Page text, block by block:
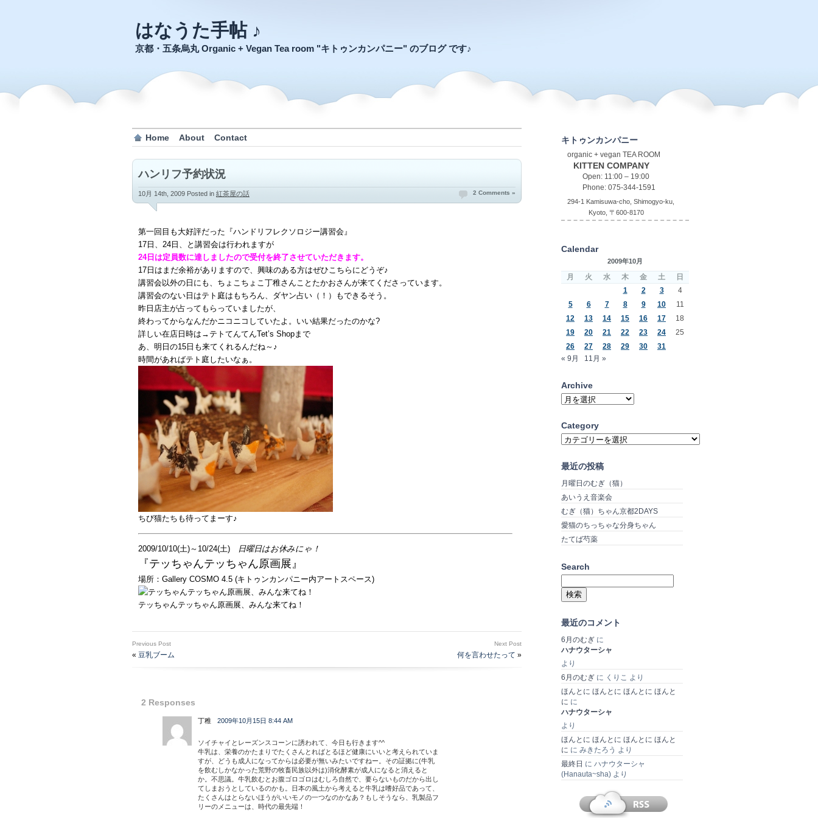
はなうた手帖 ♪
京都・五条烏丸 Organic + Vegan Tea room "キトゥンカンパニー" のブログ です♪
Home About Contact
ハンリフ予約状況
10月 14th, 2009 Posted in 紅茶屋の話 2 Comments »
第一回目も大好評だった『ハンドリフレクソロジー講習会』
17日、24日、と講習会は行われますが
24日は定員数に達しましたので受付を終了させていただきます。
17日はまだ余裕がありますので、興味のある方はぜひこちらにどうぞ♪
講習会以外の日にも、ちょこちょこ丁稚さんことたかおさんが来てくださっています。
講習会のない日はテト庭はもちろん、ダヤン占い（！）もできるそう。
昨日店主が占ってもらっていましたが、
終わってからなんだかニコニコしていたよ。いい結果だったのかな?
詳しい在店日時は→テトてんてんTet’s Shopまで
あ、明日の15日も来てくれるんだね～♪
時間があればテト庭したいなぁ。
ちび猫たちも待ってまーす♪
2009/10/10(土)～10/24(土) 日曜日はお休みにゃ！
『テッちゃんテッちゃん原画展』
場所：Gallery COSMO 4.5 (キトゥンカンパニー内アートスペース)
テッちゃんテッちゃん原画展、みんな来てね！
Previous Post
« 豆乳ブーム
Next Post
何を言わせたって »
2 Responses
丁稚 2009年10月15日 8:44 AM
ソイチャイとレーズンスコーンに誘われて、今日も行きます^^
牛乳は、栄養のかたまりでたくさんとればとるほど健康にいいと考えられていま
すが、どうも成人になってからは必要が無いみたいですねー。その証拠に(牛乳
を飲むしかなかった荒野の牧畜民族以外は)消化酵素が成人になると消えると
か。不思議。牛乳飲むとお腹ゴロゴロはむしろ自然で、要らないものだから出し
てしまおうとしているのかも。日本の風土から考えると牛乳は嗜好品であって、
たくさんはとらないほうがいいモノの一つなのかなあ？もしそうなら、乳製品フ
リーのメニューは、時代の最先端！
キトゥンカンパニー
organic + vegan TEA ROOM
KITTEN COMPANY
Open: 11:00 – 19:00
Phone: 075-344-1591
294-1 Kamisuwa-cho, Shimogyo-ku,
Kyoto, 〒600-8170
Calendar
2009年10月
月 火 水 木 金 土
日
1
2 3
4
5
6 7 8 9 10
11
12
13 14 15 16 17
18
19
20 21 22 23 24
25
26
27 28 29 30
31
« 9月
11月 »
Archive
Archive
Category
Category
最近の投稿
月曜日のむぎ（猫）
あいうえ音楽会
むぎ（猫）ちゃん京都2DAYS
愛猫のちっちゃな分身ちゃん
たてば芍薬
Search
索:
最近のコメント
6月のむぎ に
ハナウターシャ
より
6月のむぎ に くりこ より
ほんとに ほんとに ほんとに ほんと
に に
ハナウターシャ
より
ほんとに ほんとに ほんとに ほんと
に に みきたろう より
最終日 に ハナウターシャ
(Hanauta~sha) より